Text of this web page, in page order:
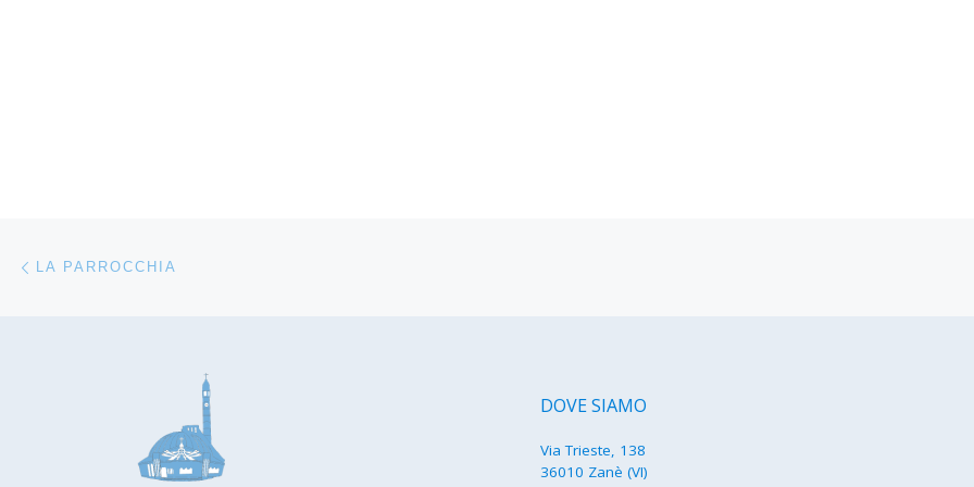
Navigazione articoli
LA PARROCCHIA
DOVE SIAMO
Via Trieste, 138
36010 Zanè (VI)